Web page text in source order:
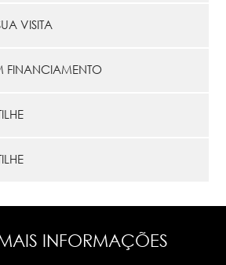
VISITA
FINANCIAMENTO
INFORMAÇÕES